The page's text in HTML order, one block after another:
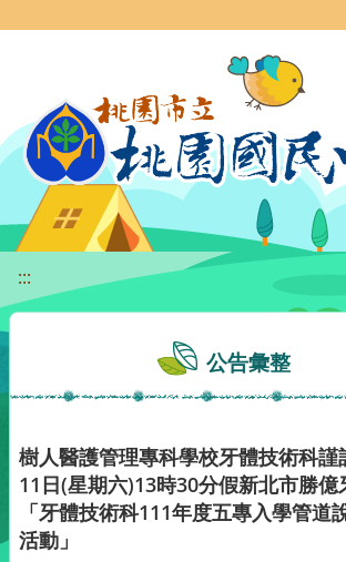
:::
公告彙整
樹人醫護管理專科學校牙體技術科謹
11日(星期六)13時30分假新北市勝億
「牙體技術科111年度五專入學管道
活動」